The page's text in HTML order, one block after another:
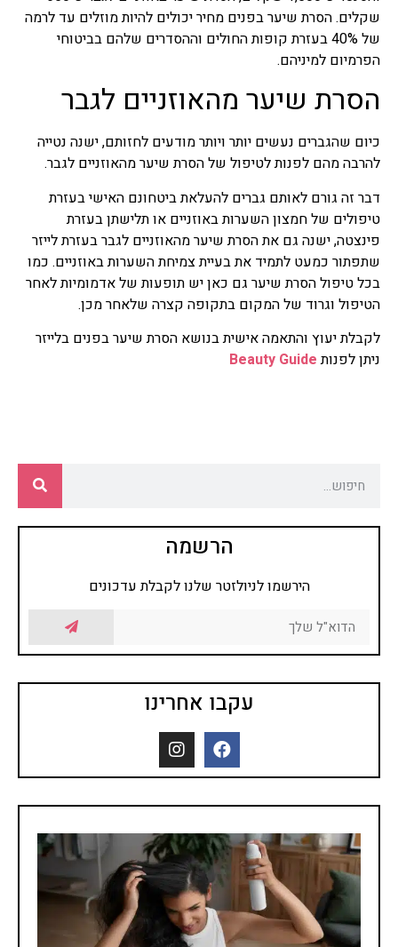
שקלים. הסרת שיער בפנים מחיר יכולים להיות מוזלים עד לרמה
של 40% בעזרת קופות החולים וההסדרים שלהם בביטוחי
הפרמיום למיניהם.
הסרת שיער מהאוזניים לגבר
כיום שהגברים נעשים יותר ויותר מודעים לחזותם, ישנה נטייה
להרבה מהם לפנות לטיפול של הסרת שיער מהאוזניים לגבר.
דבר זה גורם לאותם גברים להעלאת ביטחונם האישי בעזרת
טיפולים של חמצון השערות באוזניים או תלישתן בעזרת
פינצטה, ישנה גם את הסרת שיער מהאוזניים לגבר בעזרת לייזר
שתפתור כמעט לתמיד את בעיית צמיחת השערות באוזניים. כמו
בכל טיפול הסרת שיער גם כאן יש תופעות של אדמומיות לאחר
הטיפול וגרוד של המקום בתקופה קצרה שלאחר מכן.
לקבלת יעוץ והתאמה אישית בנושא הסרת שיער בפנים בלייזר
ניתן לפנותBeauty Guide
הרשמה
הירשמו לניולזטר שלנו לקבלת עדכונים
עקבו אחרינו